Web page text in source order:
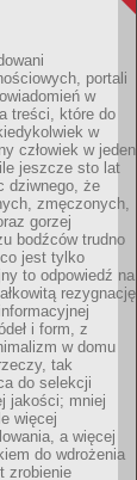
portali
w
treści, które do
w
człowiek w jeden
jeszcze sto lat
dziwnego, że
zmęczonych,
gorzej
bodźców trudno
jest tylko
to odpowiedź na
rezygnację
i form, z
w domu
tak
do selekcji
jakości; mniej
więcej
a więcej
do wdrożenia
zrobienie